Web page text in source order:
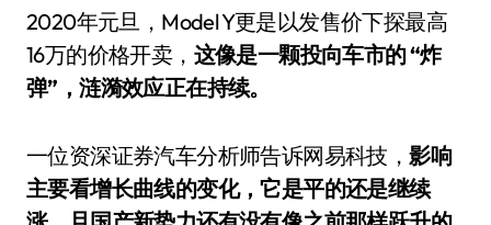
2020年元旦，Model Y更是以发售价下探最高
16万的价格开卖， 这像是一颗投向车市的 “炸
弹”，涟漪效应正在持续。
一位资深证券汽车分析师告诉网易科技，影响
主要看增长曲线的变化，它是平的还是继续